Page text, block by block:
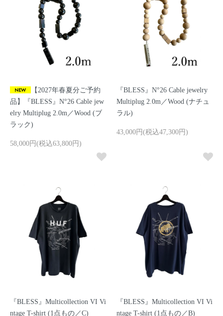
【2027年春夏分ご予約
品】『BLESS』N°26 Cable jew
elry Multiplug 2.0m／Wood (ブ
ラック)
58,000円(税込63,800円)
『BLESS』N°26 Cable jewelry
Multiplug 2.0m／Wood (ナチュ
ラル)
43,000円(税込47,300円)
『BLESS』Multicollection VI Vi
ntage T-shirt (1点もの／C)
『BLESS』Multicollection VI Vi
ntage T-shirt (1点もの／B)